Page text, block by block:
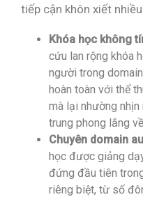
tiếp cận khôn xiết
Khóa học không
cứu lan rộng khóa
người trong
hoàn toàn với thể
mà lại nhường
trung phong lắng
Chuyên domain
học được giảng
đứng đầu tiên
riêng biệt, từ số